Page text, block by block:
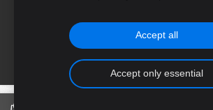
builder.
Accept all
Accept only essential